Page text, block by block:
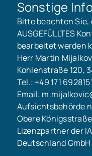
Sonstige
Bitte beachten Sie,
AUSGEFÜLLTES
bearbeitet werden
Herr Martin
Kohlenstraße 120,
Tel.: +49 171
Email:
Aufsichtsbehörde
Obere
Lizenzpartner der
Deutschland GmbH